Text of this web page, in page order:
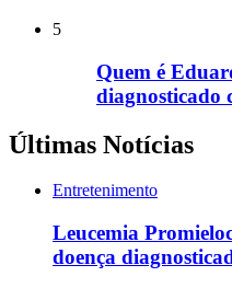
5
Quem é
diagnosticado
Últimas Notícias
Entretenimento
Leucemia
doença